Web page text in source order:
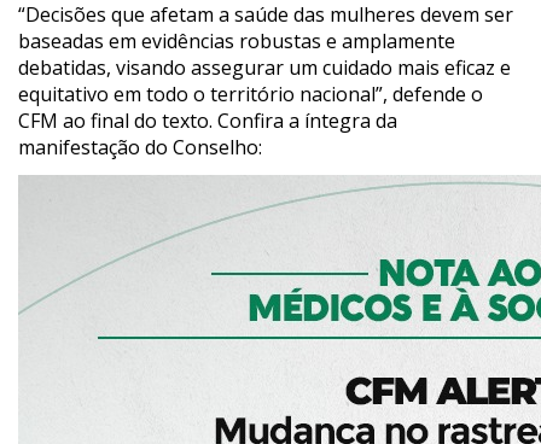
“Decisões que afetam a saúde das mulheres devem ser
baseadas em evidências robustas e amplamente
debatidas, visando assegurar um cuidado mais eficaz e
equitativo em todo o território nacional”, defende o
CFM ao final do texto. Confira a íntegra da
manifestação do Conselho: